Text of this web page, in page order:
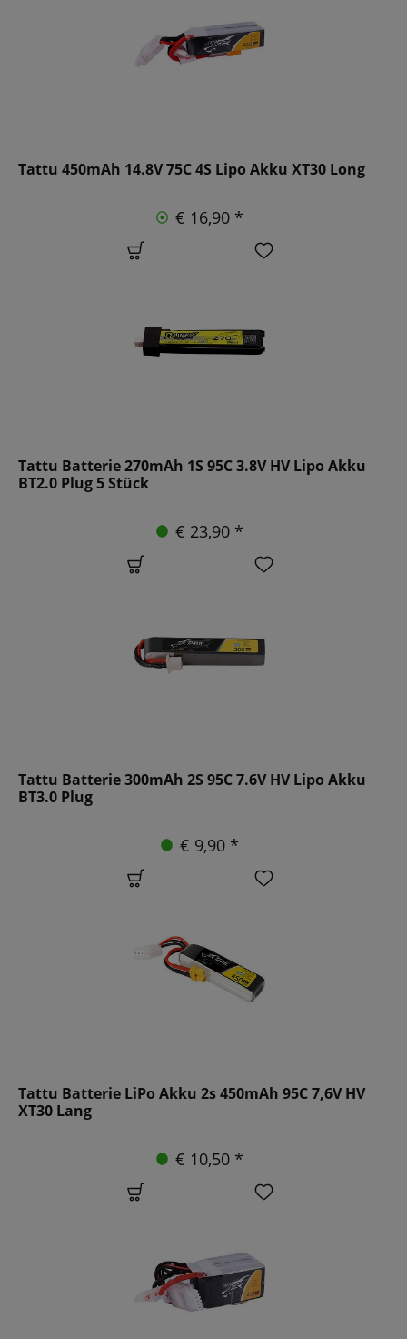
Tattu 450mAh 14.8V 75C 4S Lipo Akku XT30 Long
€ 16,90 *
Tattu Batterie 270mAh 1S 95C 3.8V HV Lipo Akku
BT2.0 Plug 5 Stück
€ 23,90 *
Tattu Batterie 300mAh 2S 95C 7.6V HV Lipo Akku
BT3.0 Plug
€ 9,90 *
Tattu Batterie LiPo Akku 2s 450mAh 95C 7,6V HV
XT30 Lang
€ 10,50 *